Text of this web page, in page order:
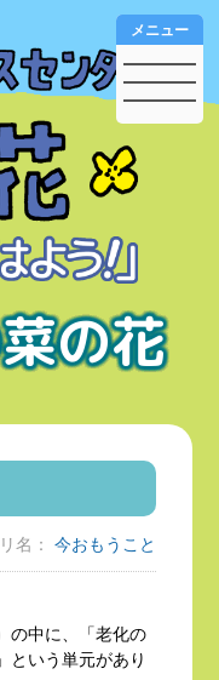
の花
メニュー
名： 今おもうこと
の中に、「老化の
という単元があり